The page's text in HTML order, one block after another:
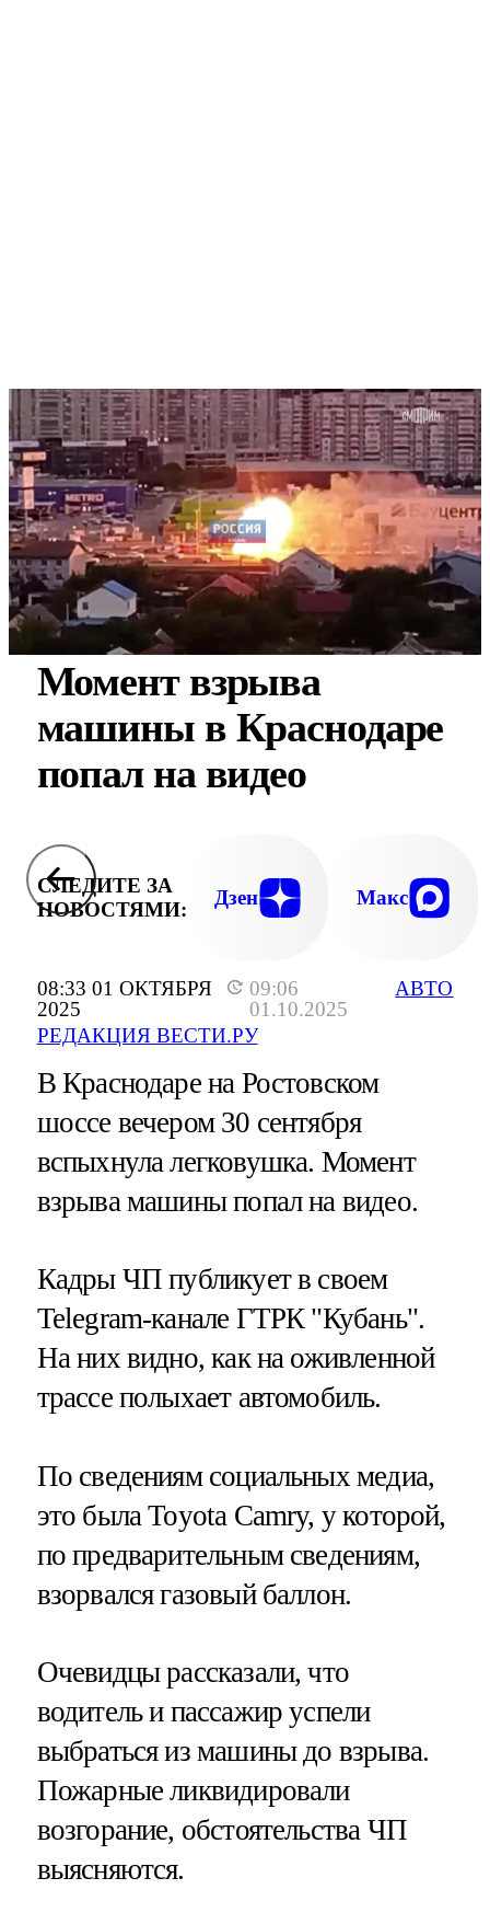
08:33 01 ОКТЯБРЯ
2025
09:06
01.10.2025
РЕДАКЦИЯ ВЕСТИ.РУ
АВТО
Момент взрыва
машины в Краснодаре
попал на видео
СЛЕДИТЕ ЗА
НОВОСТЯМИ:
Дзен Макс
В Краснодаре на Ростовском
шоссе вечером 30 сентября
вспыхнула легковушка. Момент
взрыва машины попал на видео.
Кадры ЧП публикует в своем
Telegram-канале ГТРК "Кубань".
На них видно, как на оживленной
трассе полыхает автомобиль.
По сведениям социальных медиа,
это была Toyota Camry, у которой,
по предварительным сведениям,
взорвался газовый баллон.
Очевидцы рассказали, что
водитель и пассажир успели
выбраться из машины до взрыва.
Пожарные ликвидировали
возгорание, обстоятельства ЧП
выясняются.